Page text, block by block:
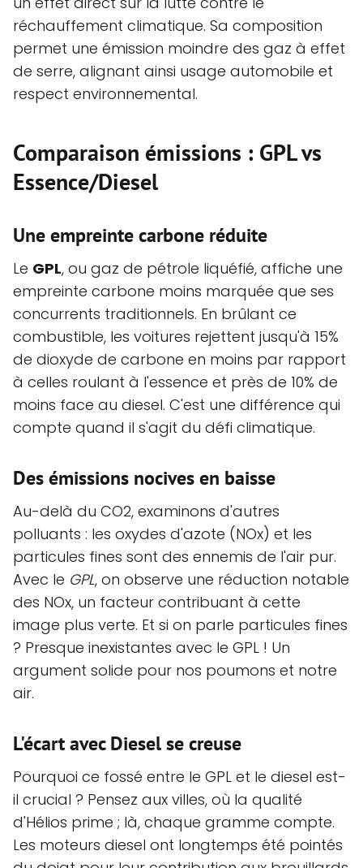
réchauffement climatique. Sa composition
permet une émission moindre des gaz à effet
de serre, alignant ainsi usage automobile et
respect environnemental.
Comparaison émissions : GPL vs
Essence/Diesel
Une empreinte carbone réduite
Le GPL, ou gaz de pétrole liquéfié, affiche une
empreinte carbone moins marquée que ses
concurrents traditionnels. En brûlant ce
combustible, les voitures rejettent jusqu'à 15%
de dioxyde de carbone en moins par rapport
à celles roulant à l'essence et près de 10% de
moins face au diesel. C'est une différence qui
compte quand il s'agit du défi climatique.
Des émissions nocives en baisse
Au-delà du CO2, examinons d'autres
polluants : les oxydes d'azote (NOx) et les
particules fines sont des ennemis de l'air pur.
Avec le GPL, on observe une réduction notable
des NOx, un facteur contribuant à cette
image plus verte. Et si on parle particules fines
? Presque inexistantes avec le GPL ! Un
argument solide pour nos poumons et notre
air.
L'écart avec Diesel se creuse
Pourquoi ce fossé entre le GPL et le diesel est-
il crucial ? Pensez aux villes, où la qualité
d'Hélios prime ; là, chaque gramme compte.
Les moteurs diesel ont longtemps été pointés